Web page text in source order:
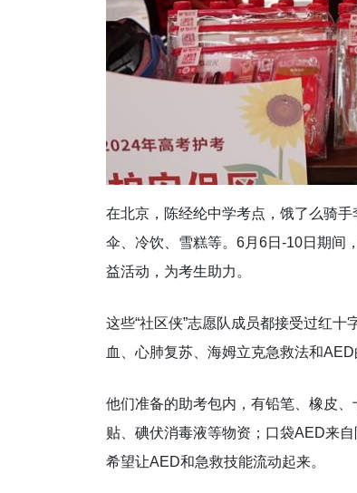
在北京，陈经纶中学考点，饿了么骑
伞、冷饮、雪糕等。6月6日-10日期间
益活动，为考生助力。
这些“社区侠”志愿队成员都接受过红
血、心肺复苏、海姆立克急救法和AED
他们准备的助考包内，有铅笔、橡皮
贴、碘伏消毒液等物资；口袋AED来
希望让AED和急救技能流动起来。